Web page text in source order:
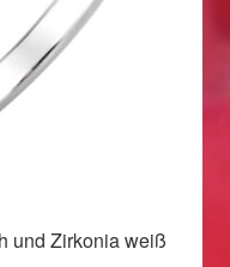
und Zirkonia weiß